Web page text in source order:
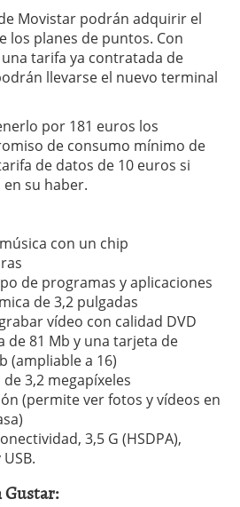
Movistar podrán adquirir el
los planes de puntos. Con
tarifa ya contratada de
llevarse el nuevo terminal
por 181 euros los
de consumo mínimo de
de datos de 10 euros si
su haber.
con un chip
de programas y aplicaciones
de 3,2 pulgadas
vídeo con calidad DVD
de 81 Mb y una tarjeta de
(ampliable a 16)
3,2 megapíxeles
(permite ver fotos y vídeos en
3,5 G (HSDPA),
Gustar: